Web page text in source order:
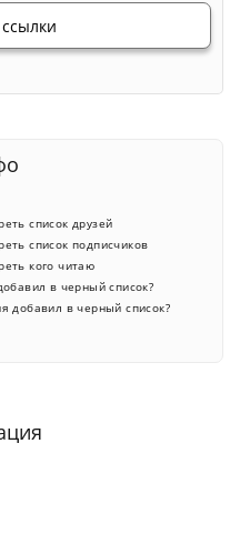
список друзей
список подписчиков
кого читаю
в черный список?
добавил в черный список?